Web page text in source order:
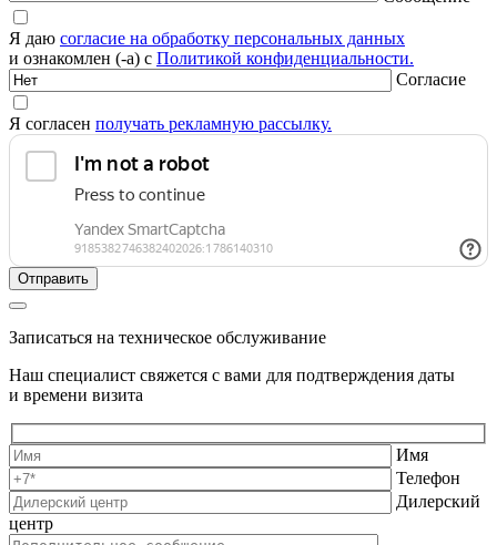
Я даю согласие на обработку персональных данных
и ознакомлен (-а) с Политикой конфиденциальности.
Согласие
Я согласен получать рекламную рассылку.
Записаться на техническое обслуживание
Наш специалист свяжется с вами для подтверждения даты
и времени визита
Имя
Телефон
Дилерский
центр